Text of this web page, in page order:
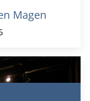
Magen